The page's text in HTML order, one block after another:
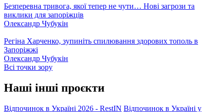
Безперевна тривога, якої тепер не чути… Нові загрози та
виклики для запоріжців
Олександр Чубукін
Регіна Харченко, зупиніть спилювання здорових тополь в
Запоріжжі
Олександр Чубукін
Всі точки зору
Наші інші проєкти
Відпочинок в Україні 2026 - RestIN Відпочинок в Україні у